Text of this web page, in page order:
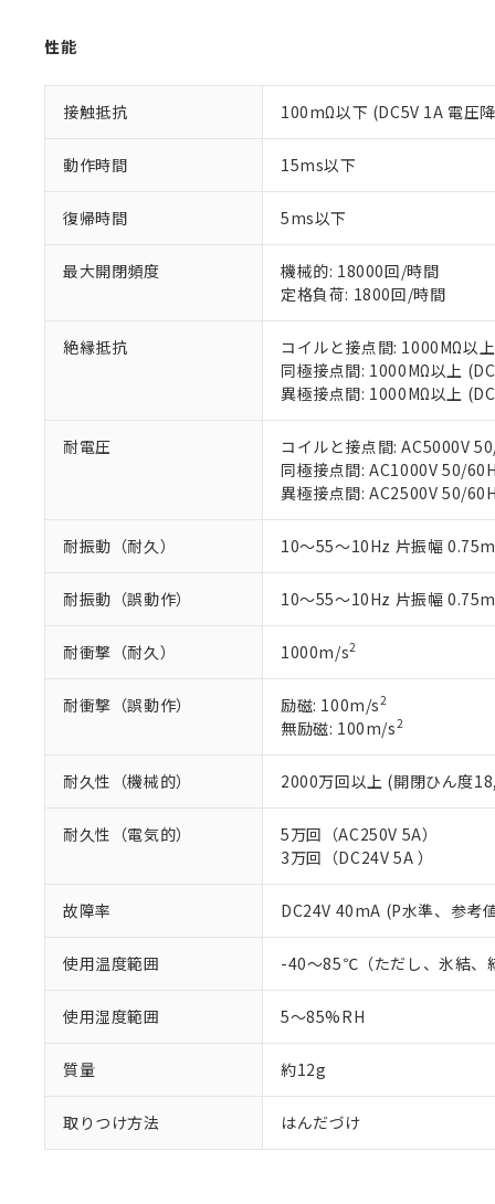
性能
接触抵抗 100mΩ以下 (DC5V 1A 電圧
動作時間 15ms以下
復帰時間 5ms以下
最大開閉頻度
機械的: 18000回/時間
定格負荷: 1800回/時間
絶縁抵抗
コイルと接点間: 1000MΩ以
同極接点間: 1000MΩ以上
異極接点間: 1000MΩ以上
耐電圧
コイルと接点間: AC5000V
同極接点間: AC1000V 50/
異極接点間: AC2500V 50/
耐振動（耐久） 10～55～10Hz 片振幅
耐振動（誤動作） 10～55～10Hz 片振幅
耐衝撃（耐久） 1000m/s2
耐衝撃（誤動作） 励磁: 100m/s2
無励磁: 100m/s2
耐久性（機械的） 2000万回以上 (開閉ひん度
耐久性（電気的）
5万回（AC250V 5A）
3万回（DC24V 5A ）
故障率 DC24V 40mA (P水準、参
使用温度範囲 -40～85℃（ただし、氷結、
使用湿度範囲 5～85%RH
質量 約12g
取りつけ方法 はんだづけ
当社制御機
在庫状況お
い。
在庫状況お
す。
マイパーツ
ている必要
お客様が当
が、当社の
さい。
※当社の共同
いる法人を
鉛(Pb) 1000ppm以下、
六価クロム(Cr(Ⅵ))
フタル酸ビス(2-エチル
ル（DBP） 1000ppm
部品在庫の切り替
※3 非含有証明
下記の非含有証明
EU RoHS指令（10
51物質の非含有証
※本証明書は発行
また、RoHS指令
混在することか
り割愛しておりま
「－」：未確認で
※2 環境保護使用
「ｅ」：有害物
味します。
「－」：未確認で
などの必要な
当社は規制
当社は貴社
また当社は
たしません。
記
説明
－
在庫な
空
白
受注生